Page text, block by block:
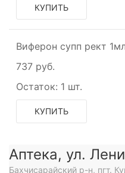
КУПИТЬ
Виферон супп рект
737 руб.
Остаток: 1 шт.
КУПИТЬ
Аптека, ул.
Бахчисарайский р-н, пгт.